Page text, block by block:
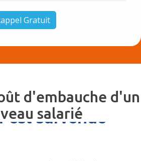
d'embauche d'un
salarié